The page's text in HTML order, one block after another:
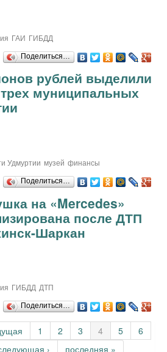
ГАИ ГИБДД
Поделиться…
рублей выделили
муниципальных
Удмуртии музей финансы
Поделиться…
на «Mercedes»
после ДТП
Шаркан
ГИБДД ДТП
Поделиться…
1 2 3 4 5
6
› последняя »